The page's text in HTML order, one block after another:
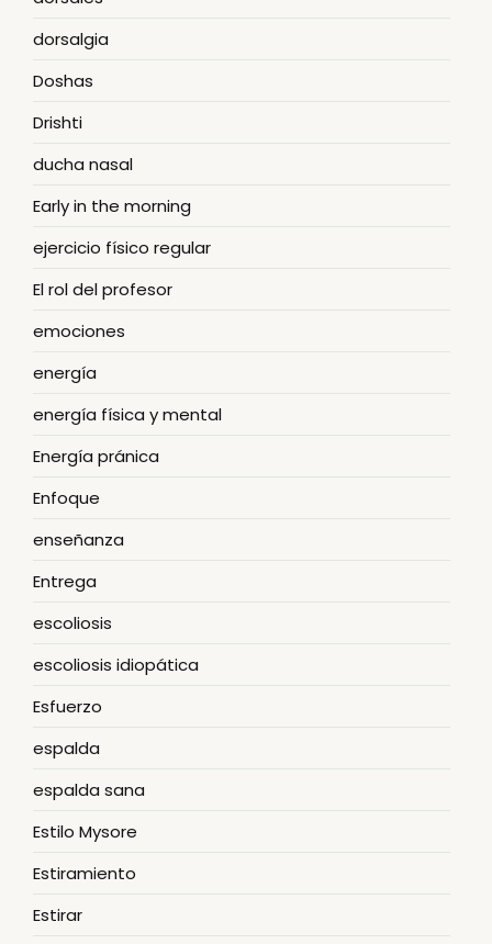
dorsalgia
Doshas
Drishti
ducha nasal
Early in the morning
ejercicio físico regular
El rol del profesor
emociones
energía
energía física y mental
Energía pránica
Enfoque
enseñanza
Entrega
escoliosis
escoliosis idiopática
Esfuerzo
espalda
espalda sana
Estilo Mysore
Estiramiento
Estirar